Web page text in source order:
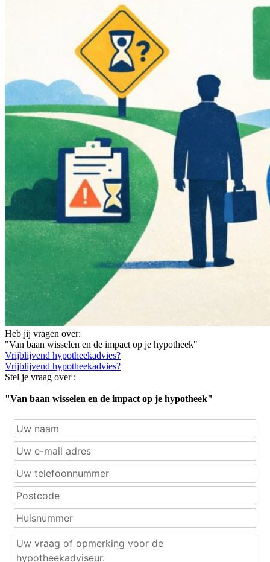
Heb jij vragen over:
"Van baan wisselen en de impact op je hypotheek"
Vrijblijvend hypotheekadvies?
Vrijblijvend hypotheekadvies?
Stel je vraag over :
"Van baan wisselen en de impact op je hypotheek"